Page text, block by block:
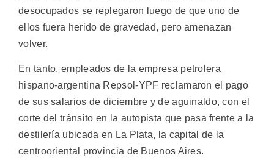
desocupados se replegaron luego de que uno de
ellos fuera herido de gravedad, pero amenazan
volver.
En tanto, empleados de la empresa petrolera
hispano-argentina Repsol-YPF reclamaron el pago
de sus salarios de diciembre y de aguinaldo, con el
corte del tránsito en la autopista que pasa frente a la
destilería ubicada en La Plata, la capital de la
centrooriental provincia de Buenos Aires.